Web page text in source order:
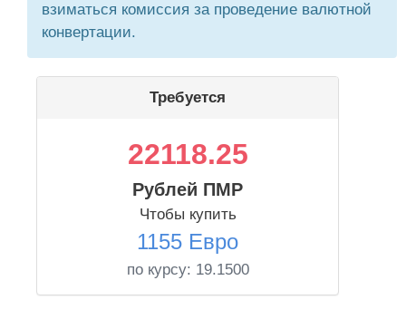
взиматься комиссия за проведение валютной
конвертации.
Требуется
22118.25
Рублей ПМР
Чтобы купить
1155 Евро
по курсу: 19.1500